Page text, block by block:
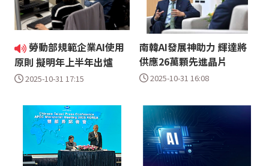
勞動部規範企業AI使用
原則 擬明年上半年出爐
2025-10-31 17:15
南韓AI發展神助力 輝達將
供應26萬顆先進晶片
2025-10-31 16:08